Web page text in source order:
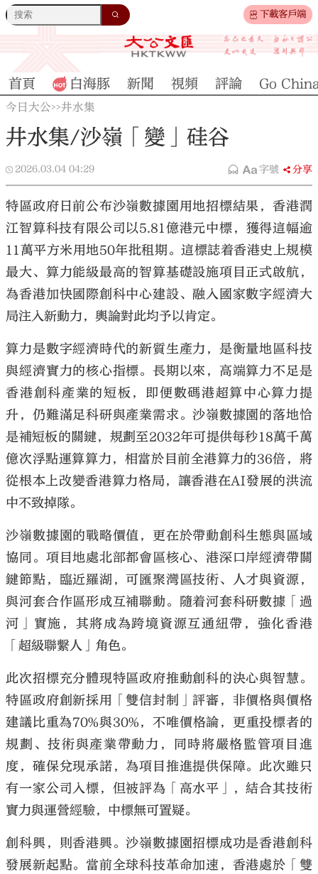
下載客戶端
大公文匯
首頁 白海豚 新聞 視頻 評論 Go
今日大公>>井水集
井水集/沙嶺「變」硅谷
2026.03.04 04:29 字號 分享
特區政府日前公布沙嶺數據園用地招標結果，香港潤
江智算科技有限公司以5.81億港元中標，獲得這幅逾
11萬平方米用地50年批租期。這標誌着香港史上規模
最大、算力能級最高的智算基礎設施項目正式啟航，
為香港加快國際創科中心建設、融入國家數字經濟大
局注入新動力，輿論對此均予以肯定。
算力是數字經濟時代的新質生產力，是衡量地區科技
與經濟實力的核心指標。長期以來，高端算力不足是
香港創科產業的短板，即便數碼港超算中心算力提
升，仍難滿足科研與產業需求。沙嶺數據園的落地恰
是補短板的關鍵，規劃至2032年可提供每秒18萬千萬
億次浮點運算算力，相當於目前全港算力的36倍，將
從根本上改變香港算力格局，讓香港在AI發展的洪流
中不致掉隊。
沙嶺數據園的戰略價值，更在於帶動創科生態與區域
協同。項目地處北部都會區核心、港深口岸經濟帶關
鍵節點，臨近羅湖，可匯聚灣區技術、人才與資源，
與河套合作區形成互補聯動。隨着河套科研數據「過
河」實施，其將成為跨境資源互通紐帶，強化香港
「超級聯繫人」角色。
此次招標充分體現特區政府推動創科的決心與智慧。
特區政府創新採用「雙信封制」評審，非價格與價格
建議比重為70%與30%，不唯價格論，更重投標者的
規劃、技術與產業帶動力，同時將嚴格監管項目進
度，確保兌現承諾，為項目推進提供保障。此次雖只
有一家公司入標，但被評為「高水平」，結合其技術
實力與運營經驗，中標無可置疑。
創科興，則香港興。沙嶺數據園招標成功是香港創科
發展新起點。當前全球科技革命加速，香港處於「雙